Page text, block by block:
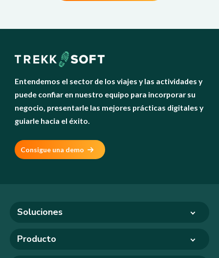
Entendemos el sector de los viajes y las actividades y
puede confiar en nuestro equipo para incorporar su
negocio, presentarle las mejores prácticas digitales y
guiarle hacia el éxito.
Consigue una demo
Soluciones
Producto